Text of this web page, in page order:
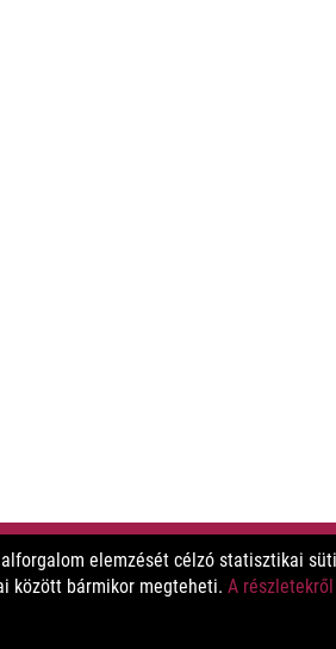
elemzését célzó statisztikai
között bármikor megteheti. A